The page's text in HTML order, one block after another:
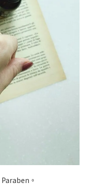
Paraben 。